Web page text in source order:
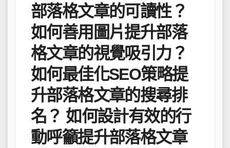
部落格文章的可讀性？
如何善用圖片提升部落
格文章的視覺吸引力？
如何最佳化SEO策略提
升部落格文章的搜尋排
名？ 如何設計有效的行
動呼籲提升部落格文章